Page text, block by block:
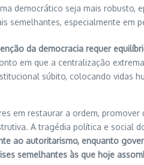
democrático seja mais robusto,
especialmente em
da democracia requer
em que a centralização
súbito, colocando vidas
em restaurar a ordem,
A tragédia política e social
ao autoritarismo, enquanto
semelhantes às que hoje